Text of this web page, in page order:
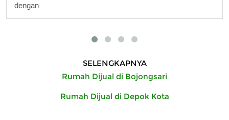
dengan
SELENGKAPNYA
Rumah Dijual di Bojongsari
Rumah Dijual di Depok Kota